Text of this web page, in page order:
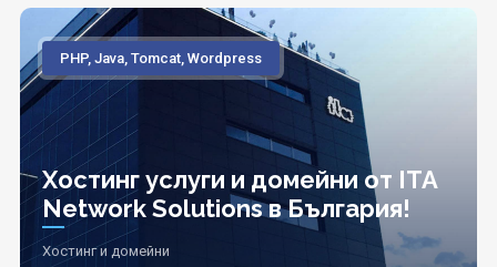
PHP, Java, Tomcat, Wordpress
Хостинг услуги и домейни от ITA
Network Solutions в България!
Хостинг и домейни